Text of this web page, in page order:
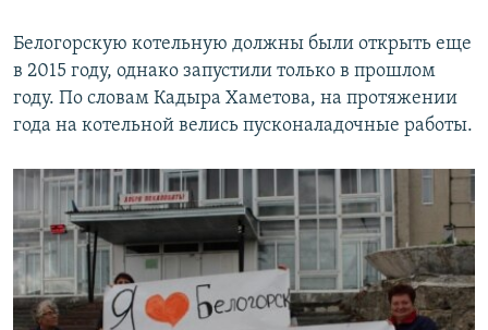
Белогорскую котельную должны были открыть еще
в 2015 году, однако запустили только в прошлом
году. По словам Кадыра Хаметова, на протяжении
года на котельной велись пусконаладочные работы.